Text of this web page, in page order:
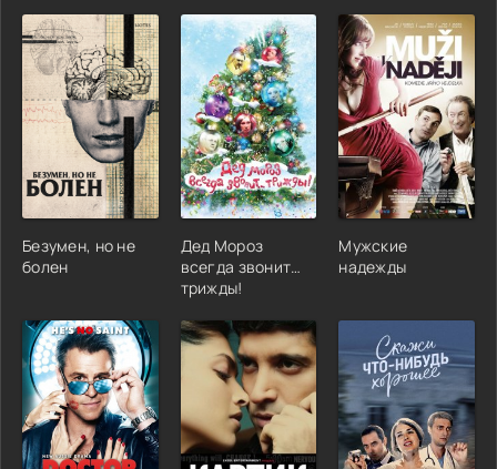
Безумен, но не
болен
Дед Мороз
всегда звонит…
трижды!
Мужские
надежды